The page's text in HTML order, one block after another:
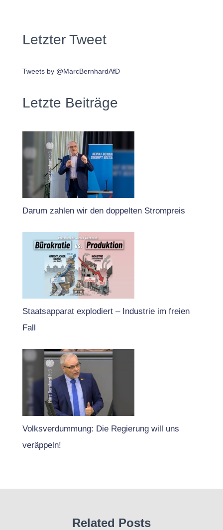
Letzter Tweet
Tweets by @MarcBernhardAfD
Letzte Beiträge
Darum zahlen wir den doppelten Strompreis
Staatsapparat explodiert – Industrie im freien
Fall
Volksverdummung: Die Regierung will uns
veräppeln!
Related Posts